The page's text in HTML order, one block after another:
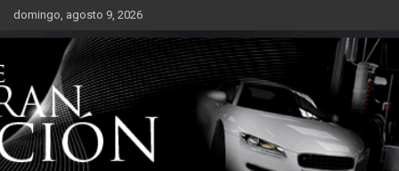
Saltardomingo, agosto 9, 2026